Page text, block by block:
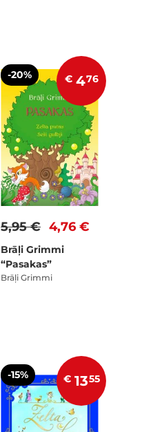
-20% € 476
4,76 €
5,95 €
Brāļi Grimmi
“Pasakas”
Brāļi Grimmi
-15% € 1355